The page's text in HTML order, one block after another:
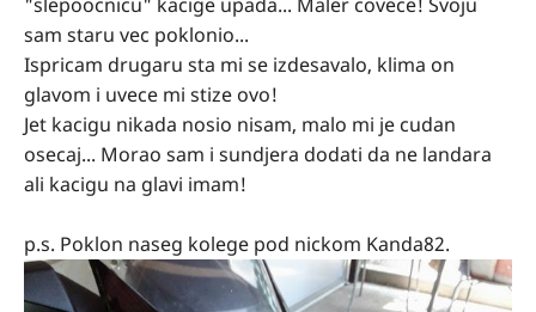
sam staru vec poklonio...
Ispricam drugaru sta mi se izdesavalo, klima on
glavom i uvece mi stize ovo!
Jet kacigu nikada nosio nisam, malo mi je cudan
osecaj... Morao sam i sundjera dodati da ne landara
ali kacigu na glavi imam!
p.s. Poklon naseg kolege pod nickom Kanda82.